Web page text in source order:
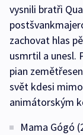
vysnili bratři
zachovat hlas
usmrtil a unesl.
pian
svět kdesi
animátorským
Mama Gógó